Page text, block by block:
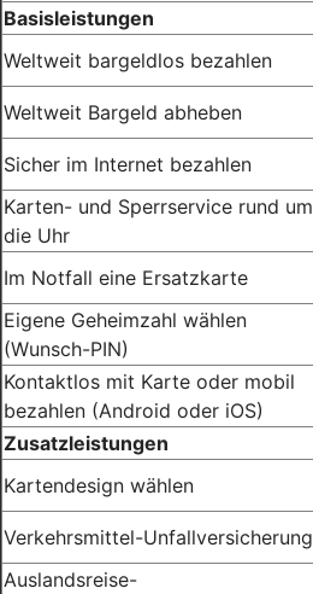
Basisleistungen
Weltweit bargeldlos bezahlen
Weltweit Bargeld abheben
Sicher im Internet bezahlen
Karten- und Sperrservice rund um
die Uhr
Im Notfall eine Ersatzkarte
Eigene Geheimzahl wählen
(Wunsch-PIN)
Kontaktlos mit Karte oder mobil
bezahlen (Android oder iOS)
Zusatzleistungen
Kartendesign wählen
Verkehrsmittel-Unfallversicherung
Auslandsreise-